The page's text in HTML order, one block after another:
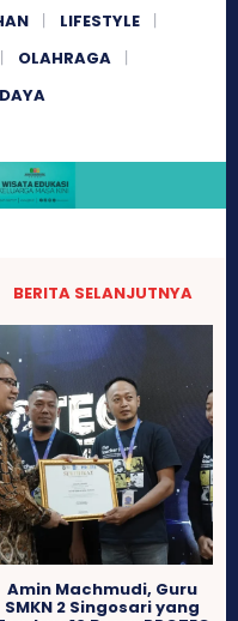
LIFESTYLE
OLAHRAGA
BERITA SELANJUTNYA
Amin Machmudi, Guru
SMKN 2 Singosari yang